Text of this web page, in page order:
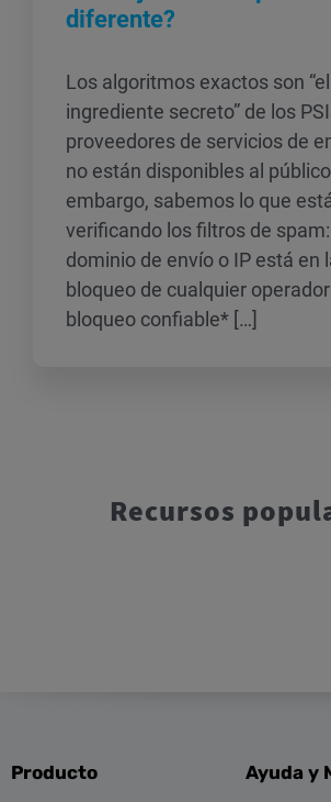
diferente?
Los algoritmos exactos son “el
ingrediente secreto” de los
proveedores de servicios de
no están disponibles al
embargo, sabemos lo que
verificando los filtros de spam:
dominio de envío o IP está en
bloqueo de cualquier
bloqueo confiable* […]
Recursos
Producto Ayuda y